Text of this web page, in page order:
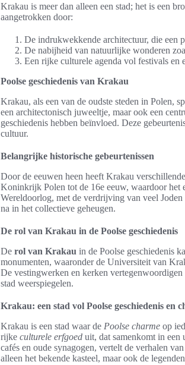
Krakau is meer dan alleen een stad; het is een
aangetrokken door:
De indrukwekkende architectuur, die een
De nabijheid van natuurlijke wonderen
Een rijke culturele agenda vol festivals en
Poolse geschiedenis van Krakau
Krakau, als een van de oudste steden in Polen,
een architectonisch juweeltje, maar ook een
geschiedenis hebben beïnvloed. Deze
cultuur.
Belangrijke historische gebeurtenissen
Door de eeuwen heen heeft Krakau
Koninkrijk Polen tot de 16e eeuw, waardoor
Wereldoorlog, met de verdrijving van veel
na in het collectieve geheugen.
De rol van Krakau in de Poolse geschiedenis
De rol van Krakau in de Poolse geschiedenis
monumenten, waaronder de Universiteit van
De vestingwerken en kerken
stad weerspiegelen.
Krakau: een stad vol Poolse geschiedenis en
Krakau is een stad waar de Poolse charme op
rijke culturele erfgoed uit, dat samenkomt in
cafés en oude synagogen, vertelt de verhalen
alleen het bekende kasteel, maar ook de